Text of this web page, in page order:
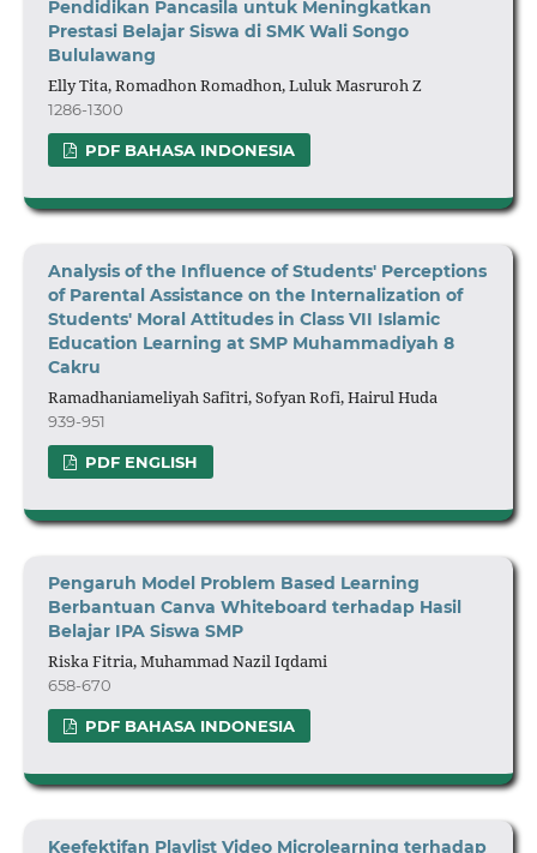
Pendidikan Pancasila untuk Meningkatkan
Prestasi Belajar Siswa di SMK Wali Songo
Bululawang
Elly Tita, Romadhon Romadhon, Luluk Masruroh Z
1286-1300
PDF BAHASA INDONESIA
Analysis of the Influence of Students' Perceptions
of Parental Assistance on the Internalization of
Students' Moral Attitudes in Class VII Islamic
Education Learning at SMP Muhammadiyah 8
Cakru
Ramadhaniameliyah Safitri, Sofyan Rofi, Hairul Huda
939-951
PDF ENGLISH
Pengaruh Model Problem Based Learning
Berbantuan Canva Whiteboard terhadap Hasil
Belajar IPA Siswa SMP
Riska Fitria, Muhammad Nazil Iqdami
658-670
PDF BAHASA INDONESIA
Keefektifan Playlist Video Microlearning terhadap